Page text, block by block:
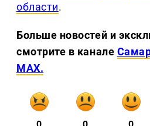
области.
Больше новостей и
смотрите в канале
MAX.